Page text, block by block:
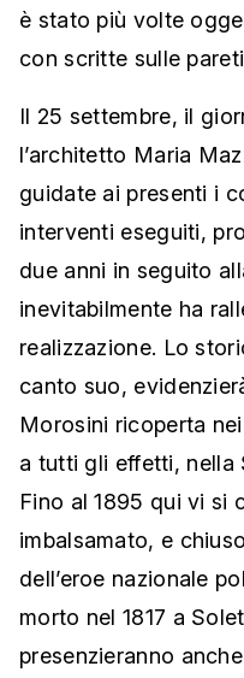
è stato più volte
con scritte sulle
Il 25 settembre, il
l’architetto Maria
guidate ai presenti i
interventi eseguiti,
due anni in seguito
inevitabilmente ha
realizzazione. Lo
canto suo,
Morosini ricoperta
a tutti gli effetti, nella
Fino al 1895 qui vi si
imbalsamato, e
dell’eroe nazionale
morto nel 1817 a
presenzieranno